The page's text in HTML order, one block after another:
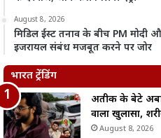
August 8, 2026
मिडिल ईस्ट तनाव के बीच PM मोदी
इजरायल संबंध मजबूत करने पर जोर
भारत ट्रेंडिंग
अतीक के बेटे अबान
वाला खुलासा,
August 8, 2026